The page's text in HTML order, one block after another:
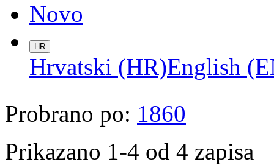
Novo
HR
Hrvatski (HR)English
Probrano po: 1860
Prikazano 1-4 od 4 zapisa